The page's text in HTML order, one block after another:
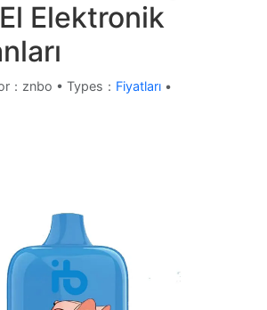
Elektronik
：znbo • Types： Fiyatları •